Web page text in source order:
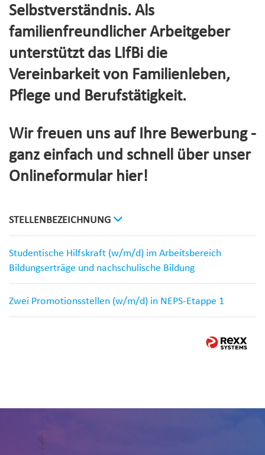
Selbstverständnis. Als
familienfreundlicher Arbeitgeber
unterstützt das LIfBi die
Vereinbarkeit von Familienleben,
Pflege und Berufstätigkeit.
Wir freuen uns auf Ihre Bewerbung -
ganz einfach und schnell über unser
Onlineformular hier!
STELLENBEZEICHNUNG
Studentische Hilfskraft (w/m/d) im Arbeitsbereich
Bildungserträge und nachschulische Bildung
Zwei Promotionsstellen (w/m/d) in NEPS-Etappe 1